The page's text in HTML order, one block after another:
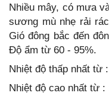
Nhiều mây, có mưa
sương mù nhẹ rải
Gió đông bắc đến
Độ ẩm từ 60 - 95%.
Nhiệt độ thấp nhất từ
Nhiệt độ cao nhất từ :